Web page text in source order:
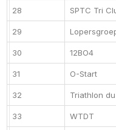
28 SPTC Tri
29
30 12BO4
31 O-Start
32 Triathlon
33 WTDT